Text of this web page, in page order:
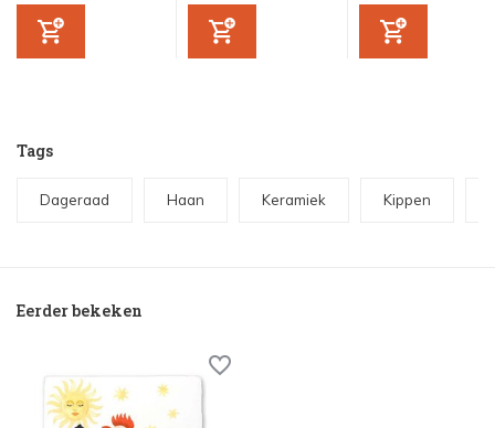
Tags
Dageraad Haan Keramiek Kippen
Eerder bekeken